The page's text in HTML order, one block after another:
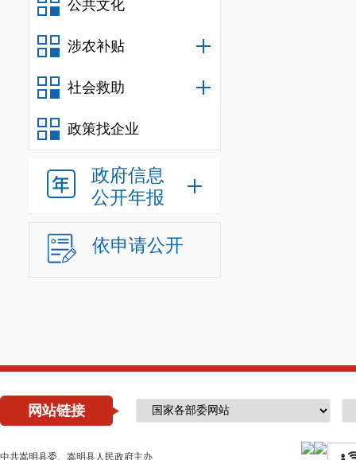
公共文化
涉农补贴
社会救助
政策找企业
政府信息
公开年报
依申请公开
网站链接
中共嵩明县委、嵩明县人民政府主办